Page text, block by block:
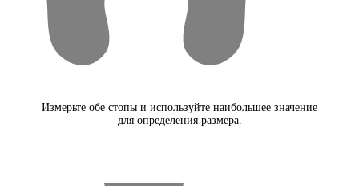
Измерьте обе стопы и используйте наибольшее значение
для определения размера.